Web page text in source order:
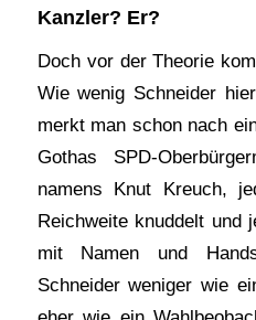
Kanzler? Er?
Doch vor der Theorie
Wie wenig Schneider
merkt man schon nach
Gothas SPD-
namens Knut Kreuch,
Reichweite knuddelt und
mit Namen und
Schneider weniger wie